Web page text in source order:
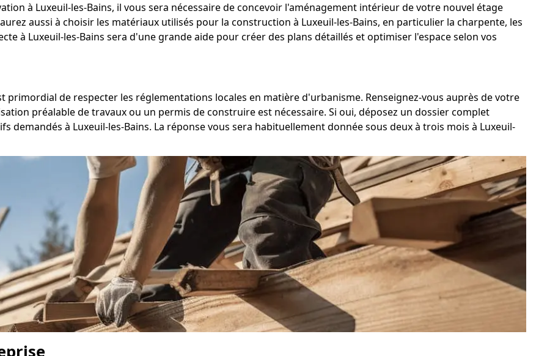
à Luxeuil-les-Bains, il vous sera nécessaire de concevoir l'aménagement intérieur de votre nouvel étage
aussi à choisir les matériaux utilisés pour la construction à Luxeuil-les-Bains, en particulier la charpente, les
à Luxeuil-les-Bains sera d'une grande aide pour créer des plans détaillés et optimiser l'espace selon vos
primordial de respecter les réglementations locales en matière d'urbanisme. Renseignez-vous auprès de votre
préalable de travaux ou un permis de construire est nécessaire. Si oui, déposez un dossier complet
demandés à Luxeuil-les-Bains. La réponse vous sera habituellement donnée sous deux à trois mois à Luxeuil-